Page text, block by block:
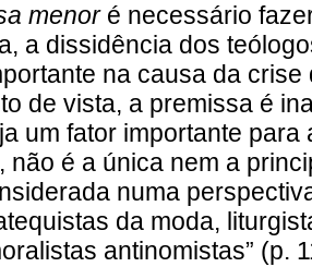
menoré necessário
a dissidência dos
na causa da crise
de vista, a premissa é
um fator importante para
não é a única nem a
numa
da moda,
antinomistas” (p.